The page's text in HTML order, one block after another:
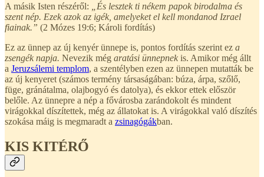
A másik Isten részéről:
„És lesztek ti nékem papok birodalma és
szent nép. Ezek azok az igék, amelyeket el kell mondanod Izrael
fiainak.” (2 Mózes 19:6; Károli fordítás)
Ez az ünnep az új kenyér ünnepe is, pontos fordítás szerint ez a
zsengék napja. Nevezik még aratási ünnepnek is. Amikor még állt
a Jeruzsálemi templom, a szentélyben ezen az ünnepen mutatták be
az új kenyeret (számos termény társaságában: búza, árpa, szőlő,
füge, gránátalma, olajbogyó és datolya), és ekkor ettek először
belőle. Az ünnepre a nép a fővárosba zarándokolt és mindent
virágokkal díszítettek, még az állatokat is. A virágokkal való díszítés
szokása máig is megmaradt a zsinagógákban.
KIS KITÉRŐ